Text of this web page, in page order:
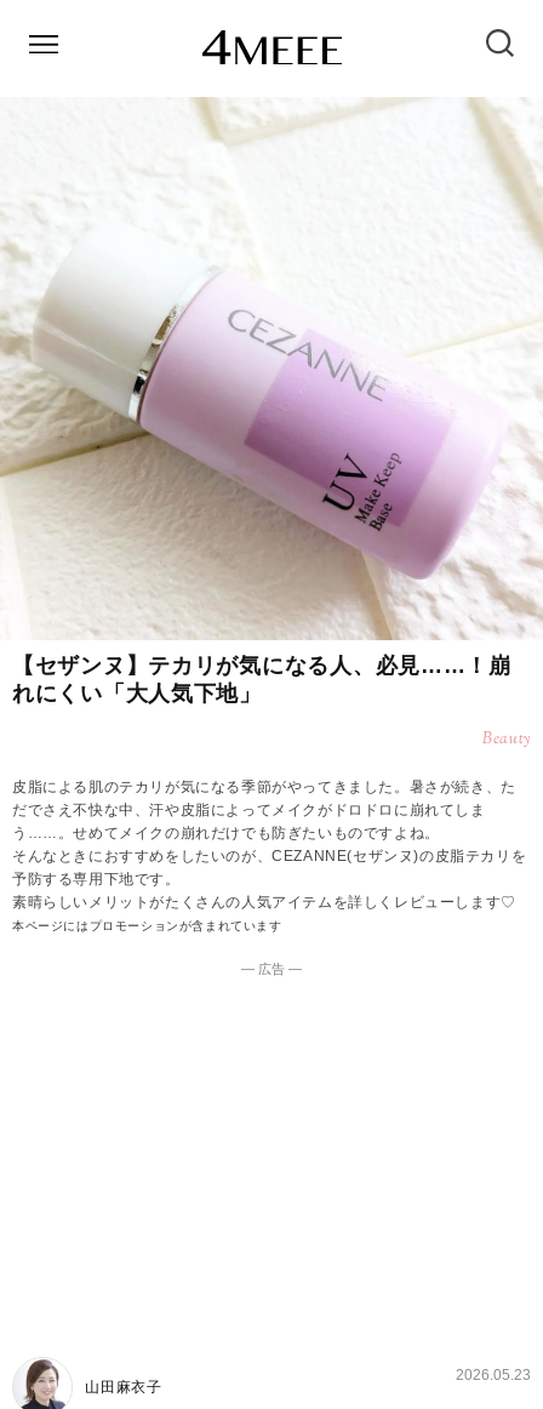
【セザンヌ】テカリが気になる人、必見……！崩
れにくい「大人気下地」
Beauty
皮脂による肌のテカリが気になる季節がやってきました。暑さが続き、た
だでさえ不快な中、汗や皮脂によってメイクがドロドロに崩れてしま
う……。せめてメイクの崩れだけでも防ぎたいものですよね。
そんなときにおすすめをしたいのが、CEZANNE(セザンヌ)の皮脂テカリを
予防する専用下地です。
素晴らしいメリットがたくさんの人気アイテムを詳しくレビューします♡
本ページにはプロモーションが含まれています
― 広告 ―
山田麻衣子
2026.05.23